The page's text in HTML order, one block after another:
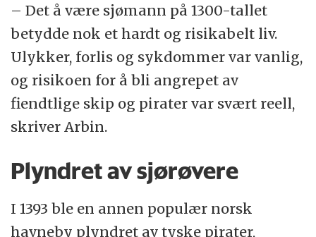
– Det å være sjømann på 1300-tallet
betydde nok et hardt og risikabelt liv.
Ulykker, forlis og sykdommer var vanlig,
og risikoen for å bli angrepet av
fiendtlige skip og pirater var svært reell,
skriver Arbin.
Plyndret av sjørøvere
I 1393 ble en annen populær norsk
havneby plyndret av tyske pirater,